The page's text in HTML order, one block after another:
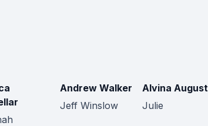
Andrew Walker
Jeff Winslow
Alvina August
Julie